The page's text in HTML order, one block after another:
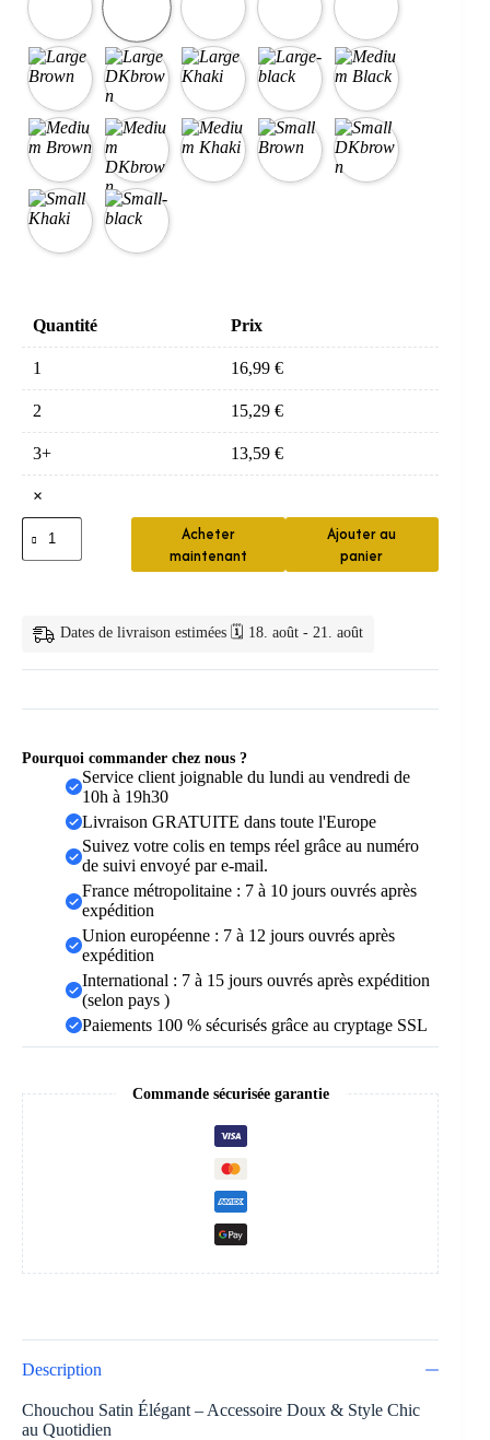
Quantité Prix
1 16,99 €
2 15,29 €
3+ 13,59 €
×
quantité
de
chouchou
Satin
Acheter
maintenant
Ajouter au
panier
Dates de livraison estimées 🗓️ 18. août - 21. août
Pourquoi commander chez nous ?
Service client joignable du lundi au vendredi de
10h à 19h30
Livraison GRATUITE dans toute l'Europe
Suivez votre colis en temps réel grâce au numéro
de suivi envoyé par e-mail.
France métropolitaine : 7 à 10 jours ouvrés après
expédition
Union européenne : 7 à 12 jours ouvrés après
expédition
International : 7 à 15 jours ouvrés après expédition
(selon pays )
Paiements 100 % sécurisés grâce au cryptage SSL
Commande sécurisée garantie
Description
7096
Chouchou Satin Élégant – Accessoire Doux & Style Chic
au Quotidien